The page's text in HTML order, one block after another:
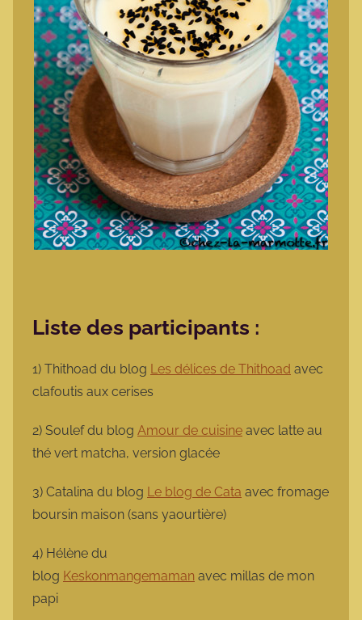
Liste des participants :
1) Thithoad du blog Les délices de Thithoad avec
clafoutis aux cerises
2) Soulef du blog Amour de cuisine avec latte au
thé vert matcha, version glacée
3) Catalina du blog Le blog de Cata avec fromage
boursin maison (sans yaourtière)
4) Hélène du
blog Keskonmangemaman avec millas de mon
papi